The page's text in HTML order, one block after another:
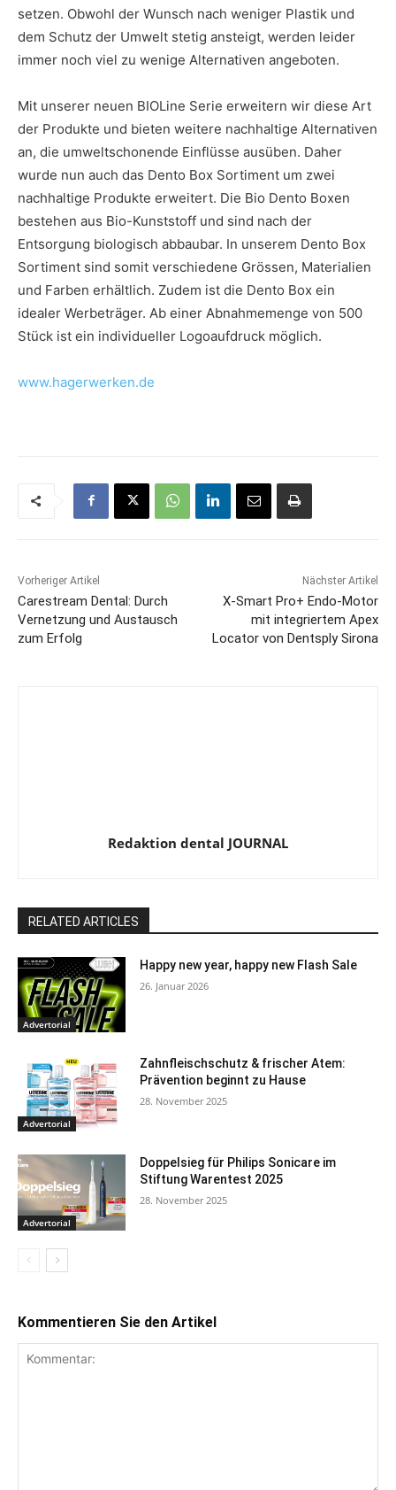
setzen. Obwohl der Wunsch nach weniger Plastik und
dem Schutz der Umwelt stetig ansteigt, werden leider
immer noch viel zu wenige Alternativen angeboten.
Mit unserer neuen BIOLine Serie erweitern wir diese Art
der Produkte und bieten weitere nachhaltige Alternativen
an, die umweltschonende Einflüsse ausüben. Daher
wurde nun auch das Dento Box Sortiment um zwei
nachhaltige Produkte erweitert. Die Bio Dento Boxen
bestehen aus Bio-Kunststoff und sind nach der
Entsorgung biologisch abbaubar. In unserem Dento Box
Sortiment sind somit verschiedene Grössen, Materialien
und Farben erhältlich. Zudem ist die Dento Box ein
idealer Werbeträger. Ab einer Abnahmemenge von 500
Stück ist ein individueller Logoaufdruck möglich.
www.hagerwerken.de
Vorheriger Artikel
Carestream Dental: Durch
Vernetzung und Austausch
zum Erfolg
Nächster Artikel
X-Smart Pro+ Endo-Motor
mit integriertem Apex
Locator von Dentsply Sirona
Redaktion dental JOURNAL
RELATED ARTICLES
Advertorial
Happy new year, happy new Flash Sale
26. Januar 2026
Advertorial
Zahnfleischschutz & frischer Atem:
Prävention beginnt zu Hause
28. November 2025
Advertorial
Doppelsieg für Philips Sonicare im
Stiftung Warentest 2025
28. November 2025
Kommentieren Sie den Artikel